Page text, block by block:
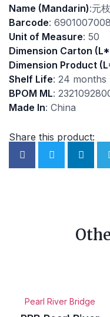
Name (Mandarin):元
Barcode:
Unit of Measure: 50
Dimension Carton
Dimension Product
Shelf Life: 24 months
BPOM ML:
Made In: China
Share this product:
Pearl River Bridge